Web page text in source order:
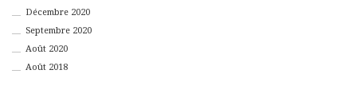
Décembre 2020
Septembre 2020
Août 2020
Août 2018